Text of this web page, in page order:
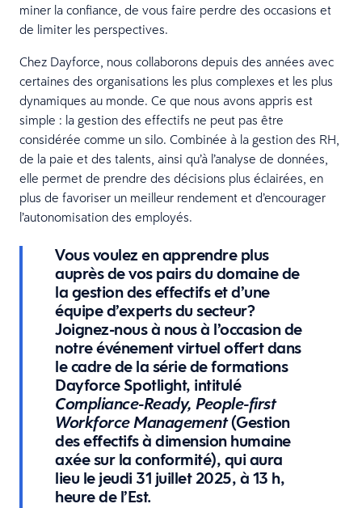
miner la confiance, de vous faire perdre des occasions et
de limiter les perspectives.
Chez Dayforce, nous collaborons depuis des années avec
certaines des organisations les plus complexes et les plus
dynamiques au monde. Ce que nous avons appris est
simple : la gestion des effectifs ne peut pas être
considérée comme un silo. Combinée à la gestion des RH,
de la paie et des talents, ainsi qu’à l’analyse de données,
elle permet de prendre des décisions plus éclairées, en
plus de favoriser un meilleur rendement et d’encourager
l’autonomisation des employés.
Vous voulez en apprendre plus
auprès de vos pairs du domaine de
la gestion des effectifs et d’une
équipe d’experts du secteur?
Joignez-nous à nous à l’occasion de
notre événement virtuel offert dans
le cadre de la série de formations
Dayforce Spotlight, intitulé
Compliance-Ready, People-first
Workforce Management(Gestion
des effectifs à dimension humaine
axée sur la conformité), qui aura
lieu le jeudi 31 juillet 2025, à 13 h,
heure de l’Est.